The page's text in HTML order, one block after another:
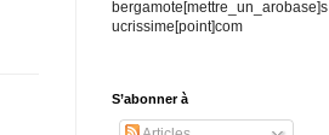
bergamote[mettre_un_arobase]s
ucrissime[point]com
S’abonner à